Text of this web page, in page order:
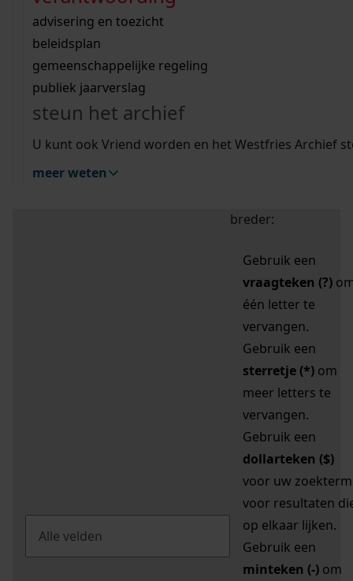
bouwvergunningen
omgevingsvergunningen
vergunningen
beeld en geluid
uitleg nodig?
Wij helpen u op weg met een aantal zoektips.
bekijk alle zoektips
Wij helpen u op weg met een aantal zoektips.
bekijk alle zoektips
bekijk ons geschiedenislokaal
advisering en toezicht
beleidsplan
gemeenschappelijke regeling
publiek jaarverslag
steun het archief
U kunt ook Vriend worden en het Westfries Archief
meer weten
zoektips
Mijn Studiezaal (inloggen)
uw zoekopdracht te
breder:
Gebruik een
vraagteken (?)
één letter te
vervangen.
Gebruik een
sterretje (*) om
meer letters te
vervangen.
Gebruik een
dollarteken ($)
voor uw zoekterm
voor resultaten
op elkaar lijken.
Gebruik een
minteken (-) om